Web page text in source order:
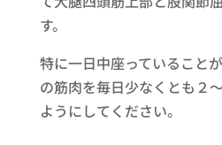
す。
特に一日中座っていること
の筋肉を毎日少なくとも２
ようにしてください。